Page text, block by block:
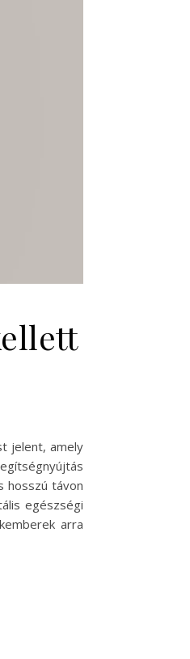
jelent, amely
hosszú távon
egészségi
arra